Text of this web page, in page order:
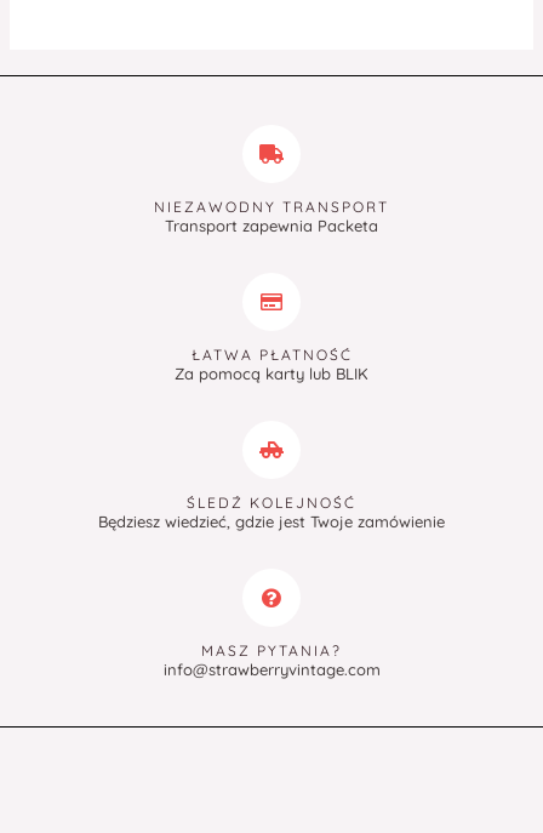
NIEZAWODNY TRANSPORT
Transport zapewnia Packeta
ŁATWA PŁATNOŚĆ
Za pomocą karty lub BLIK
ŚLEDŹ KOLEJNOŚĆ
Będziesz wiedzieć, gdzie jest Twoje zamówienie
MASZ PYTANIA?
info@strawberryvintage.com